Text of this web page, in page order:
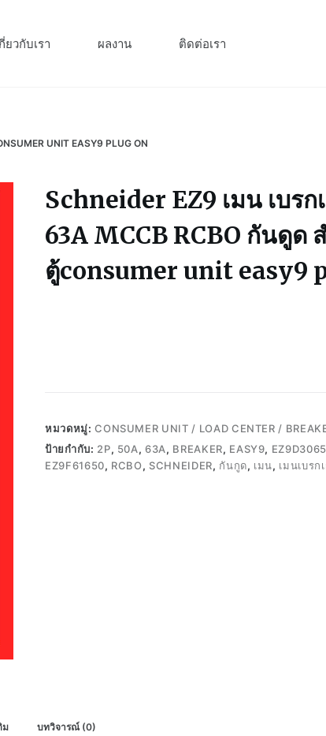
ยวกับเรา ผลงาน ติดต่อเรา
UNIT EASY9 PLUG ON
Schneider EZ9 เมน เบรก
63A MCCB RCBO กันดูด
ตู้consumer unit easy9
หมวดหมู่:CONSUMER UNIT / LOAD CENTER /
ป้ายกำกับ: 2P, 50A,63A, BREAKER, EASY9,
EZ9F61650, RCBO, SCHNEIDER, กันกูด, เมน, เมนเบรก
ม บทวิจารณ์ (0)